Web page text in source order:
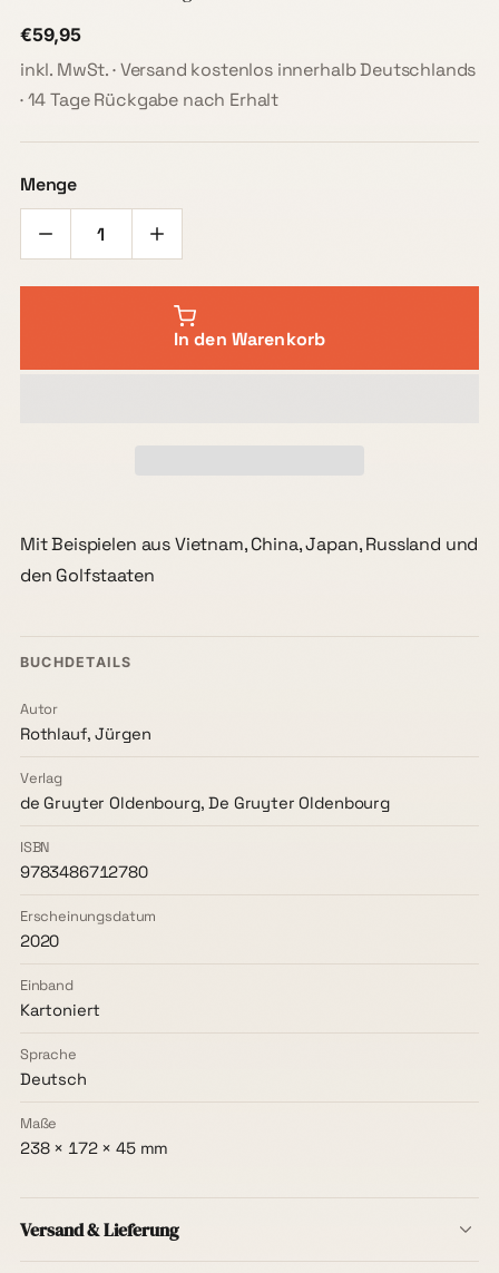
€59,95
inkl. MwSt. · Versand kostenlos innerhalb Deutschlands
· 14 Tage Rückgabe nach Erhalt
Menge
In den Warenkorb
Mit Beispielen aus Vietnam, China, Japan, Russland und
den Golfstaaten
BUCHDETAILS
Autor
Rothlauf, Jürgen
Verlag
de Gruyter Oldenbourg, De Gruyter Oldenbourg
ISBN
9783486712780
Erscheinungsdatum
2020
Einband
Kartoniert
Sprache
Deutsch
Maße
238 × 172 × 45 mm
Versand & Lieferung